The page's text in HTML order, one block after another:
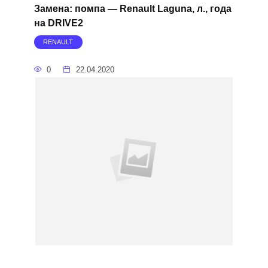
Замена: помпа — Renault Laguna, л., года
на DRIVE2
RENAULT
0 22.04.2020